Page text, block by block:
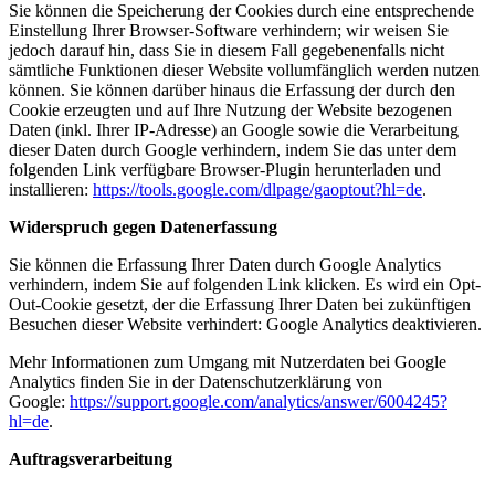
Sie können die Speicherung der Cookies durch eine entsprechende
Einstellung Ihrer Browser-Software verhindern; wir weisen Sie
jedoch darauf hin, dass Sie in diesem Fall gegebenenfalls nicht
sämtliche Funktionen dieser Website vollumfänglich werden nutzen
können. Sie können darüber hinaus die Erfassung der durch den
Cookie erzeugten und auf Ihre Nutzung der Website bezogenen
Daten (inkl. Ihrer IP-Adresse) an Google sowie die Verarbeitung
dieser Daten durch Google verhindern, indem Sie das unter dem
folgenden Link verfügbare Browser-Plugin herunterladen und
installieren: https://tools.google.com/dlpage/gaoptout?hl=de.
Widerspruch gegen Datenerfassung
Sie können die Erfassung Ihrer Daten durch Google Analytics
verhindern, indem Sie auf folgenden Link klicken. Es wird ein Opt-
Out-Cookie gesetzt, der die Erfassung Ihrer Daten bei zukünftigen
Besuchen dieser Website verhindert: Google Analytics deaktivieren.
Mehr Informationen zum Umgang mit Nutzerdaten bei Google
Analytics finden Sie in der Datenschutzerklärung von
Google: https://support.google.com/analytics/answer/6004245?
hl=de.
Auftragsverarbeitung